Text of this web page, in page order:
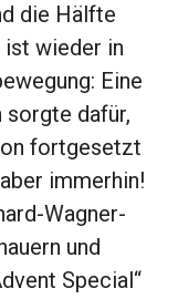
die Hälfte
ist wieder in
Eine
sorgte dafür,
fortgesetzt
immerhin!
Wagner-
und
Special“